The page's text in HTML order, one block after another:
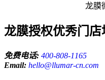
龙膜
龙膜授权优秀门店
免费电话: 400-808-1165
Email: hello@llumar-cn.com